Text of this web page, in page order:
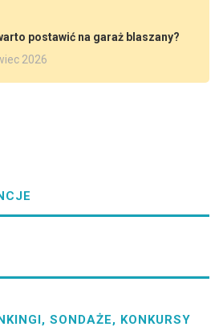
postawić na garaż blaszany?
2026
SONDAŻE, KONKURSY